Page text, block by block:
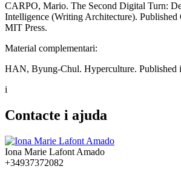
CARPO, Mario. The Second Digital Turn:
Intelligence (Writing Architecture). Published
MIT Press.
Material complementari:
HAN, Byung-Chul. Hyperculture. Published
i
Contacte i ajuda
Iona Marie Lafont Amado
+34937372082